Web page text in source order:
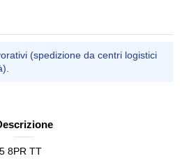
(spedizione da centri logistici
8PR TT